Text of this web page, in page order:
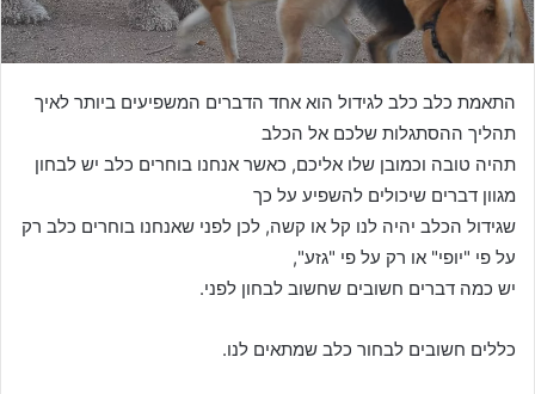
התאמת כלב כלב לגידול הוא אחד הדברים המשפיעים ביותר לאיך
תהליך ההסתגלות שלכם אל הכלב
תהיה טובה וכמובן שלו אליכם, כאשר אנחנו בוחרים כלב יש לבחון
מגוון דברים שיכולים להשפיע על כך
שגידול הכלב יהיה לנו קל או קשה, לכן לפני שאנחנו בוחרים כלב רק
על פי "יופי" או רק על פי "גזע",
יש כמה דברים חשובים שחשוב לבחון לפני.
כללים חשובים לבחור כלב שמתאים לנו.